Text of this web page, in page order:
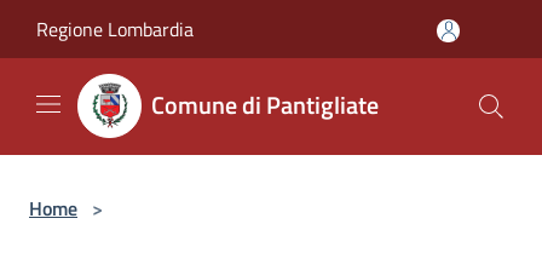
Regione Lombardia
Comune di Pantigliate
Home >